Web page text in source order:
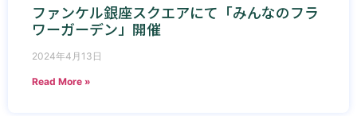
ファンケル銀座スクエアにて「みんなのフラ
ワーガーデン」開催
2024年4月13日
Read More »